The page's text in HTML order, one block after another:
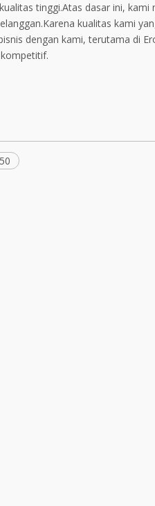
tinggi.Atas dasar ini,
kualitas kami
dengan kami, terutama di